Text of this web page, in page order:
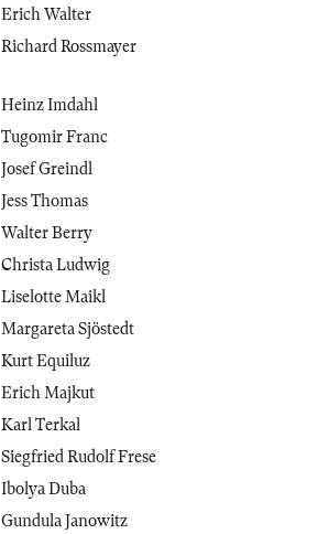
Erich Walter
Richard Rossmayer
Heinz Imdahl
Tugomir Franc
Josef Greindl
Jess Thomas
Walter Berry
Christa Ludwig
Liselotte Maikl
Margareta Sjöstedt
Kurt Equiluz
Erich Majkut
Karl Terkal
Siegfried Rudolf Frese
Ibolya Duba
Gundula Janowitz